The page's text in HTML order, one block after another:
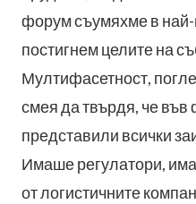
форум съумяхме в най-
постигнем целите на
Мултифасетност,
смея да твърдя, че
представили всички
Имаше регулатори,
от логистичните